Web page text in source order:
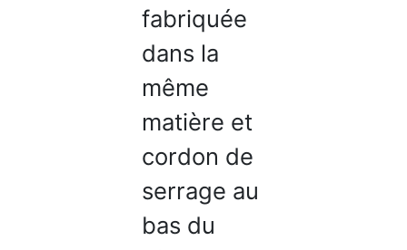
fabriquée
dans la
même
matière et
cordon de
serrage au
bas du